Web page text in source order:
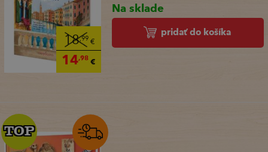
18,99 €
14,98€
Na sklade
pridať do košíka
TOP
TOP